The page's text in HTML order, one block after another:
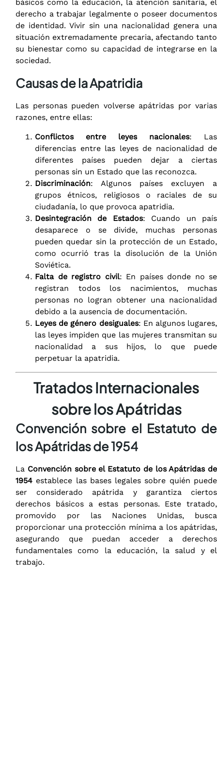
básicos como la educación, la atención sanitaria, el
derecho a trabajar legalmente o poseer documentos
de identidad. Vivir sin una nacionalidad genera una
situación extremadamente precaria, afectando tanto
su bienestar como su capacidad de integrarse en la
sociedad.
Causas de la Apatridia
Las personas pueden volverse apátridas por varias
razones, entre ellas:
Conflictos entre leyes nacionales: Las
diferencias entre las leyes de nacionalidad de
diferentes países pueden dejar a ciertas
personas sin un Estado que las reconozca.
Discriminación: Algunos países excluyen a
grupos étnicos, religiosos o raciales de su
ciudadanía, lo que provoca apatridia.
Desintegración de Estados: Cuando un país
desaparece o se divide, muchas personas
pueden quedar sin la protección de un Estado,
como ocurrió tras la disolución de la Unión
Soviética.
Falta de registro civil: En países donde no se
registran todos los nacimientos, muchas
personas no logran obtener una nacionalidad
debido a la ausencia de documentación.
Leyes de género desiguales: En algunos lugares,
las leyes impiden que las mujeres transmitan su
nacionalidad a sus hijos, lo que puede
perpetuar la apatridia.
Tratados Internacionales
sobre los Apátridas
Convención sobre el Estatuto de
los Apátridas de 1954
La Convención sobre el Estatuto de los Apátridas de
1954 establece las bases legales sobre quién puede
ser considerado apátrida y garantiza ciertos
derechos básicos a estas personas. Este tratado,
promovido por las Naciones Unidas, busca
proporcionar una protección mínima a los apátridas,
asegurando que puedan acceder a derechos
fundamentales como la educación, la salud y el
trabajo.